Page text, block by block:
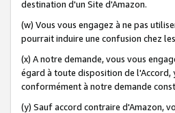
destination d'un Site d'Amazon.
(w) Vous vous engagez à ne pas
pourrait induire une confusion chez
(x) A notre demande, vous vous
égard à toute disposition de
conformément à notre demande
(y) Sauf accord contraire d'Amazon,